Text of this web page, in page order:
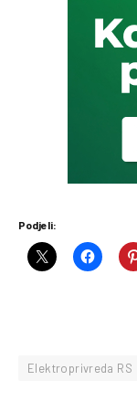
Podjeli:
Elektroprivreda RS